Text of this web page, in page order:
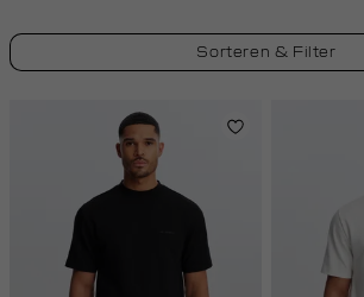
Sorteren & Filter